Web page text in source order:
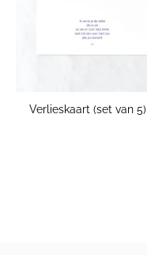
Verlieskaart (set van 5)